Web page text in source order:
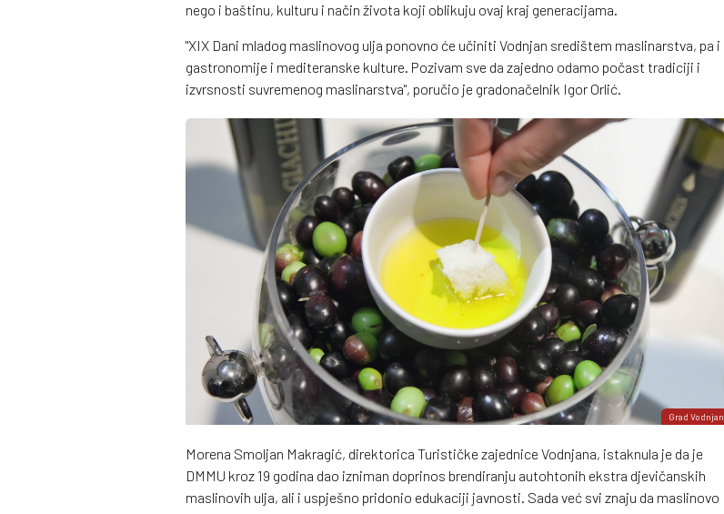
nego i baštinu, kulturu i način života koji oblikuju ovaj kraj generacijama.
"XIX Dani mladog maslinovog ulja ponovno će učiniti Vodnjan središtem maslinarstva, pa i
gastronomije i mediteranske kulture. Pozivam sve da zajedno odamo počast tradiciji i
izvrsnosti suvremenog maslinarstva", poručio je gradonačelnik Igor Orlić.
Grad Vodnjan
Morena Smoljan Makragić, direktorica Turističke zajednice Vodnjana, istaknula je da je
DMMU kroz 19 godina dao izniman doprinos brendiranju autohtonih ekstra djevičanskih
maslinovih ulja, ali i uspješno pridonio edukaciji javnosti. Sada već svi znaju da maslinovo